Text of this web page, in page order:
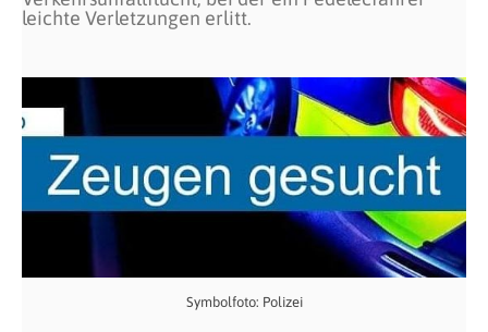
leichte Verletzungen erlitt.
Symbolfoto: Polizei